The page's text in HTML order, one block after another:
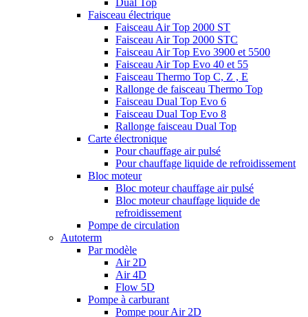
Dual Top
Faisceau électrique
Faisceau Air Top 2000 ST
Faisceau Air Top 2000 STC
Faisceau Air Top Evo 3900 et 5500
Faisceau Air Top Evo 40 et 55
Faisceau Thermo Top C, Z , E
Rallonge de faisceau Thermo Top
Faisceau Dual Top Evo 6
Faisceau Dual Top Evo 8
Rallonge faisceau Dual Top
Carte électronique
Pour chauffage air pulsé
Pour chauffage liquide de refroidissement
Bloc moteur
Bloc moteur chauffage air pulsé
Bloc moteur chauffage liquide de
refroidissement
Pompe de circulation
Autoterm
Par modèle
Air 2D
Air 4D
Flow 5D
Pompe à carburant
Pompe pour Air 2D